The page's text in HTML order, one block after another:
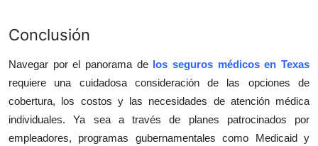
Conclusión
Navegar por el panorama de los seguros médicos en Texas
requiere una cuidadosa consideración de las opciones de
cobertura, los costos y las necesidades de atención médica
individuales. Ya sea a través de planes patrocinados por
empleadores, programas gubernamentales como Medicaid y